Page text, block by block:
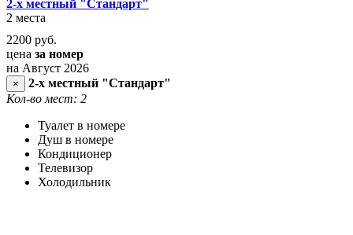
2-х местный "Стандарт"
2 места
2200 руб.
цена за номер
на Август 2026
×
2-х местный "Стандарт"
Кол-во мест: 2
Туалет в номере
Душ в номере
Кондиционер
Телевизор
Холодильник